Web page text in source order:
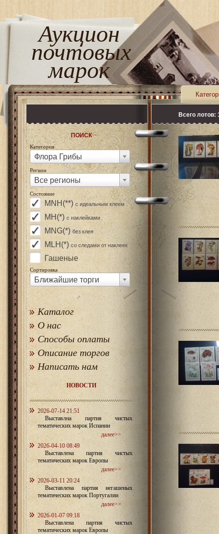
Аукцион
почтовых
марок
ПОИСК
Категория
Флора Грибы
Регион
Все регионы
Состояние
MNH(**) с идеальным клеем
MH(*) с наклейками
MNG(*) без клея
MLH(*)со следами от наклеек
Гашеные
Сортировка
Ближайшие торги
Каталог
О нас
Способы оплаты
Описание торгов
Написать нам
НОВОСТИ
2026-07-14 21:51
Выставлна партия чистых
тематических марок Испании
далее>>
2026-04-10 08:49
Выставлена партия чистых
тематических марок Европы
далее>>
2026-03-11 20:24
Выставлена партия негашеных
тематических марок Португалии
далее>>
2026-01-07 09:18
Выставлена партия чистых
тематических марок Европы
Всего лотов: